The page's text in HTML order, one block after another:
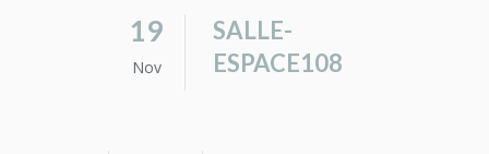
19
Nov
SALLE-
ESPACE108